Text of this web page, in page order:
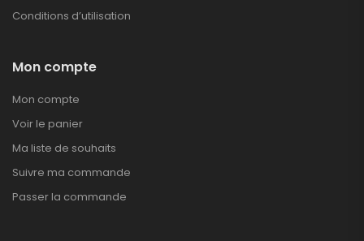
Conditions d’utilisation
Mon compte
Mon compte
Voir le panier
Ma liste de souhaits
Suivre ma commande
Passer la commande